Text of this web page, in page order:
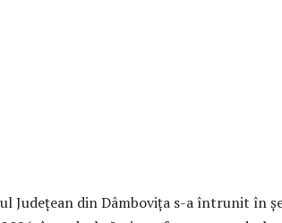
Județean din Dâmbovița s-a întrunit în